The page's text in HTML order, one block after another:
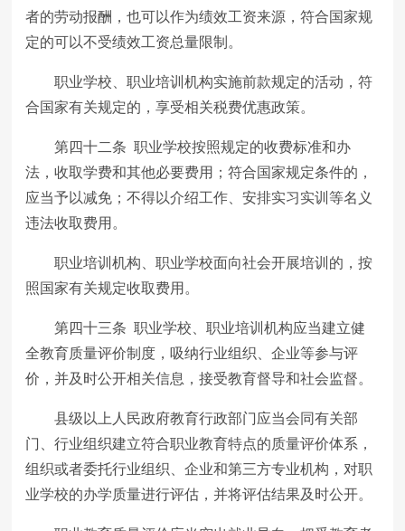
者的劳动报酬，也可以作为绩效工资来源，符合国家规
定的可以不受绩效工资总量限制。
职业学校、职业培训机构实施前款规定的活动，符
合国家有关规定的，享受相关税费优惠政策。
第四十二条 职业学校按照规定的收费标准和办
法，收取学费和其他必要费用；符合国家规定条件的，
应当予以减免；不得以介绍工作、安排实习实训等名义
违法收取费用。
职业培训机构、职业学校面向社会开展培训的，按
照国家有关规定收取费用。
第四十三条 职业学校、职业培训机构应当建立健
全教育质量评价制度，吸纳行业组织、企业等参与评
价，并及时公开相关信息，接受教育督导和社会监督。
县级以上人民政府教育行政部门应当会同有关部
门、行业组织建立符合职业教育特点的质量评价体系，
组织或者委托行业组织、企业和第三方专业机构，对职
业学校的办学质量进行评估，并将评估结果及时公开。